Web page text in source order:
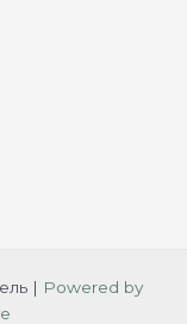
| Powered by